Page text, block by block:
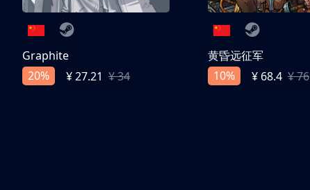
Graphite
20%
¥ 27.21 ¥ 34
黄昏远征军
10%
¥ 68.4 ¥ 76